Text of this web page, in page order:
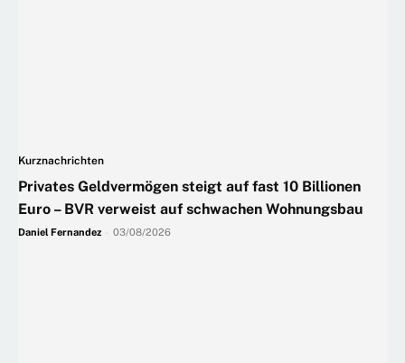
Kurznachrichten
Privates Geldvermögen steigt auf fast 10 Billionen
Euro – BVR verweist auf schwachen Wohnungsbau
Daniel Fernandez 03/08/2026